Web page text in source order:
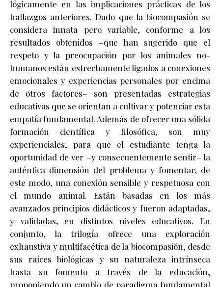
lógicamente en las implicaciones prácticas de los
hallazgos anteriores. Dado que la biocompasión se
considera innata pero variable, conforme a los
resultados obtenidos –que han sugerido que el
respeto y la preocupación por los animales no-
humanos están estrechamente ligados a conexiones
emocionales y experiencias personales por encima
de otros factores– son presentadas estrategias
educativas que se orientan a cultivar y potenciar esta
empatía fundamental. Además de ofrecer una sólida
formación científica y filosófica, son muy
experienciales, para que el estudiante tenga la
oportunidad de ver –y consecuentemente sentir– la
auténtica dimensión del problema y fomentar, de
este modo, una conexión sensible y respetuosa con
el mundo animal. Están basadas en los más
avanzados principios didácticos y fueron adaptadas,
y validadas, en distintos niveles educativos. En
conjunto, la trilogía ofrece una exploración
exhaustiva y multifacética de la biocompasión, desde
sus raíces biológicas y su naturaleza intrínseca
hasta su fomento a través de la educación,
proponiendo un cambio de paradigma fundamental